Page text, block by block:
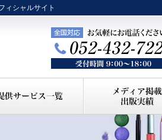
ィシャルサイト